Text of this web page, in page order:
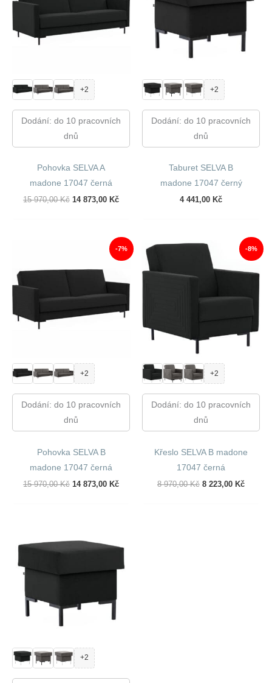
+2
Dodání: do 10 pracovních
dnů
Pohovka SELVA A
madone 17047 černá
15 970,00Kč Původní
14 873,00 KčAktuální
873,00 Kč.
+2
Dodání: do 10 pracovních
dnů
Taburet SELVA B
madone 17047 černý
4 441,00 Kč
-7%
+2
Dodání: do 10 pracovních
dnů
Pohovka SELVA B
madone 17047 černá
15 970,00Kč Původní
14 873,00 KčAktuální
-8%
+2
Dodání: do 10 pracovních
dnů
Křeslo SELVA B madone
17047 černá
8 970,00Kč Původní
8 223,00 Kč
+2